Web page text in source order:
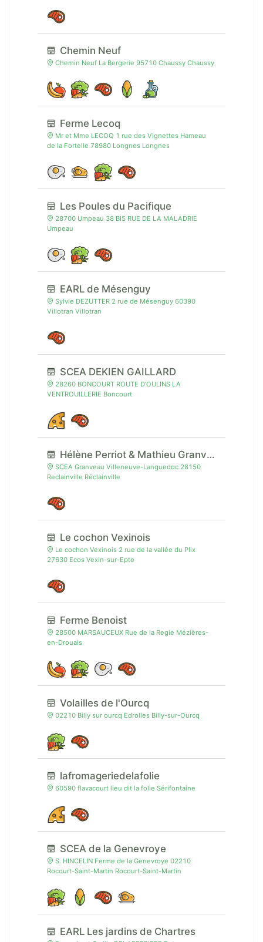
Chemin Neuf
Chemin Neuf La Bergerie 95710 Chaussy Chaussy
Ferme Lecoq
Mr et Mme LECOQ 1 rue des Vignettes Hameau
de la Fortelle 78980 Longnes Longnes
Les Poules du Pacifique
28700 Umpeau 38 BIS RUE DE LA MALADRIE
Umpeau
EARL de Mésenguy
Sylvie DEZUTTER 2 rue de Mésenguy 60390
Villotran Villotran
SCEA DEKIEN GAILLARD
28260 BONCOURT ROUTE D'OULINS LA
VENTROUILLERIE Boncourt
Hélène Perriot & Mathieu Granveau
SCEA Granveau Villeneuve-Languedoc 28150
Reclainville Réclainville
Le cochon Vexinois
Le cochon Vexinois 2 rue de la vallée du Plix
27630 Ecos Vexin-sur-Epte
Ferme Benoist
28500 MARSAUCEUX Rue de la Regie Mézières-
en-Drouais
Volailles de l'Ourcq
02210 Billy sur ourcq Edrolles Billy-sur-Ourcq
lafromageriedelafolie
60590 flavacourt lieu dit la folie Sérifontaine
SCEA de la Genevroye
S. HINCELIN Ferme de la Genevroye 02210
Rocourt-Saint-Martin Rocourt-Saint-Martin
EARL Les jardins de Chartres